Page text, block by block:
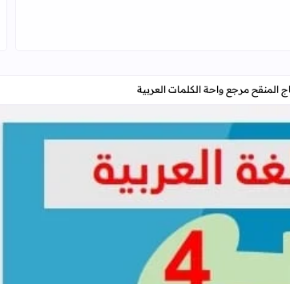
المنقح مرجع واحة الكلمات العربية